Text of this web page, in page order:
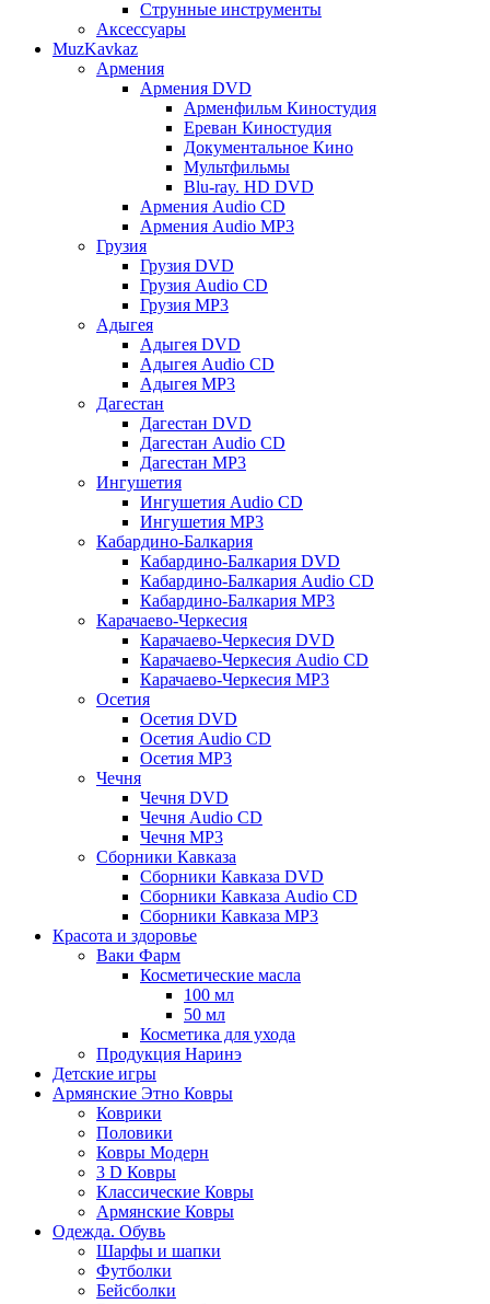
Струнные инструменты
Аксессуары
MuzKavkaz
Армения
Армения DVD
Арменфильм Киностудия
Ереван Киностудия
Документальное Кино
Мультфильмы
Blu-ray. HD DVD
Армения Audio CD
Армения Audio MP3
Грузия
Грузия DVD
Грузия Audio CD
Грузия MP3
Адыгея
Адыгея DVD
Адыгея Audio CD
Адыгея MP3
Дагестан
Дагестан DVD
Дагестан Audio CD
Дагестан MP3
Ингушетия
Ингушетия Audio CD
Ингушетия MP3
Кабардино-Балкария
Кабардино-Балкария DVD
Кабардино-Балкария Audio CD
Кабардино-Балкария MP3
Карачаево-Черкесия
Карачаево-Черкесия DVD
Карачаево-Черкесия Audio CD
Карачаево-Черкесия MP3
Осетия
Осетия DVD
Осетия Audio CD
Осетия MP3
Чечня
Чечня DVD
Чечня Audio CD
Чечня MP3
Сборники Кавказа
Сборники Кавказа DVD
Сборники Кавказа Audio CD
Сборники Кавказа MP3
Красота и здоровье
Ваки Фарм
Косметические масла
100 мл
50 мл
Косметика для ухода
Продукция Наринэ
Детские игры
Армянские Этно Ковры
Коврики
Половики
Ковры Модерн
3 D Ковры
Классические Ковры
Армянские Ковры
Одежда. Обувь
Шарфы и шапки
Футболки
Бейсболки